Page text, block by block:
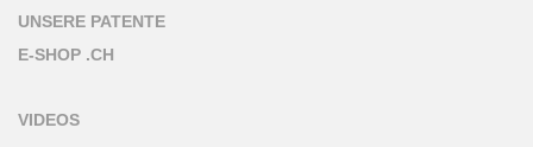
UNSERE PATENTE
E-SHOP .CH
VIDEOS